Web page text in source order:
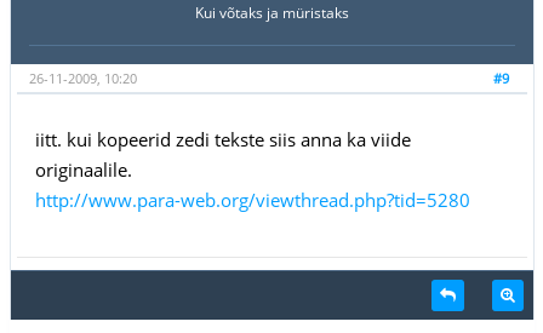
Kui võtaks ja müristaks
#9
26-11-2009, 10:20
iitt. kui kopeerid zedi tekste siis anna ka viide
originaalile.
http://www.para-web.org/viewthread.php?tid=5280